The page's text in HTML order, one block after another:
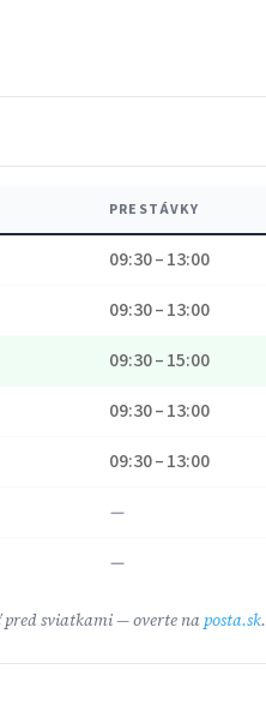
PRESTÁVKY
09:30 – 13:00
09:30 – 13:00
09:30 – 15:00
09:30 – 13:00
09:30 – 13:00
—
—
pred sviatkami — overte na posta.sk.